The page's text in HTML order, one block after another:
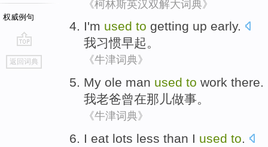
权威例句
go
top
返回词典
《柯林斯英汉双解大词典》
I'm used to getting up early.
我习惯早起。
《牛津词典》
My ole man used to work there.
我老爸曾在那儿做事。
《牛津词典》
I eat lots less than I used to.